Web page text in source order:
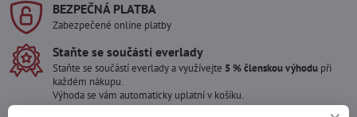
BEZPEČNÁ PLATBA
Zabezpečené online platby
Staňte se součástí everlady
Staňte se součástí everlady a využívejte 5 % členskou výhodu při
každém nákupu.
Výhoda se vám automaticky uplatní v košíku.